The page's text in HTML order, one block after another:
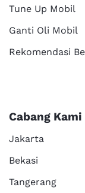
Tune Up Mobil
Ganti Oli Mobil
Rekomendasi
Cabang Kami
Jakarta
Bekasi
Tangerang